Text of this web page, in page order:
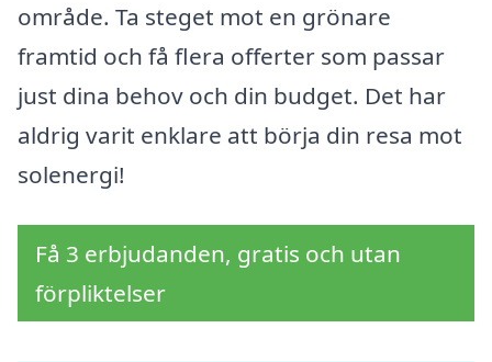
område. Ta steget mot en grönare
framtid och få flera offerter som passar
just dina behov och din budget. Det har
aldrig varit enklare att börja din resa mot
solenergi!
Få 3 erbjudanden, gratis och utan
förpliktelser